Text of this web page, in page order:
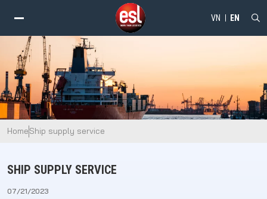
VN EN
alt="Ship supply service - ESL" />
HomeShip supply service
SHIP SUPPLY SERVICE
07/21/2023